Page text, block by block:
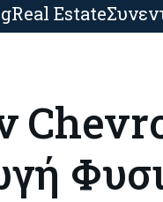
Real Estate